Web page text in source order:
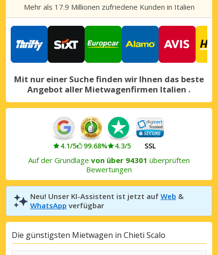
Mehr als 17.9 Millionen zufriedene Kunden in Italien
Mit nur einer Suche finden wir Ihnen das beste
Angebot aller Mietwagenfirmen Italien .
4.1/5 99.68% 4.3/5 SSL
Auf der Grundlage von über 94301 überprüften
Bewertungen
Neu! Unser KI-Assistent ist jetzt auf Web &
WhatsApp verfügbar
Die günstigsten Mietwagen in Chieti Scalo